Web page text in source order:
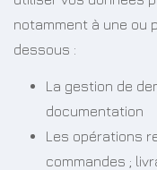
notamment à une ou
dessous :
La gestion de
documentation
Les opérations
commandes ;